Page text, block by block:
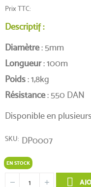
Prix TTC
Descriptif :
Diamètre: 5mm
Longueur: 100m
Poids: 1,8kg
Résistance: 550 DAN
Disponible en
SKU DP0007
EN STOCK